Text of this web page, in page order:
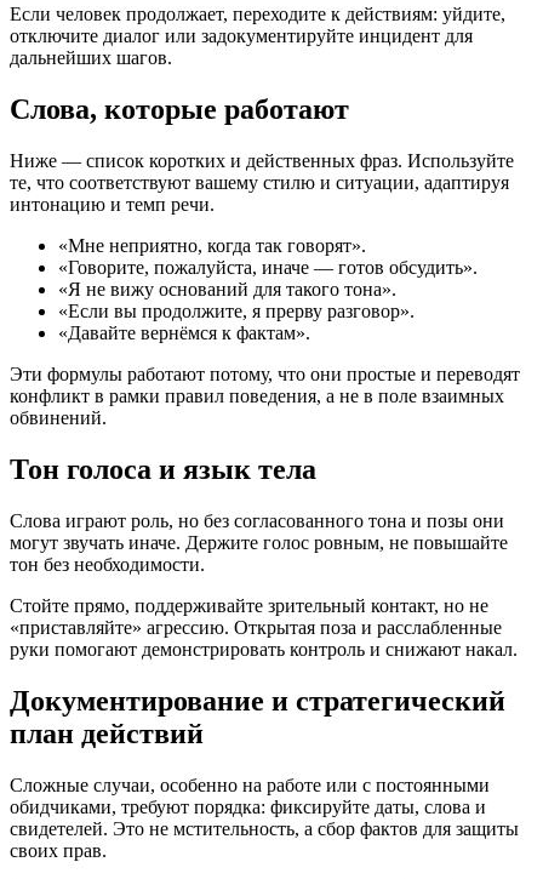
Если человек продолжает, переходите к действиям: уйдите,
отключите диалог или задокументируйте инцидент для
дальнейших шагов.
Слова, которые работают
Ниже — список коротких и действенных фраз. Используйте
те, что соответствуют вашему стилю и ситуации, адаптируя
интонацию и темп речи.
«Мне неприятно, когда так говорят».
«Говорите, пожалуйста, иначе — готов обсудить».
«Я не вижу оснований для такого тона».
«Если вы продолжите, я прерву разговор».
«Давайте вернёмся к фактам».
Эти формулы работают потому, что они простые и переводят
конфликт в рамки правил поведения, а не в поле взаимных
обвинений.
Тон голоса и язык тела
Слова играют роль, но без согласованного тона и позы они
могут звучать иначе. Держите голос ровным, не повышайте
тон без необходимости.
Стойте прямо, поддерживайте зрительный контакт, но не
«приставляйте» агрессию. Открытая поза и расслабленные
руки помогают демонстрировать контроль и снижают накал.
Документирование и стратегический
план действий
Сложные случаи, особенно на работе или с постоянными
обидчиками, требуют порядка: фиксируйте даты, слова и
свидетелей. Это не мстительность, а сбор фактов для защиты
своих прав.